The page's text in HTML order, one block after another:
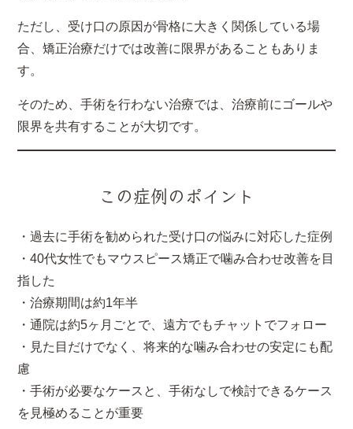
ただし、受け口の原因が骨格に大きく関係している場
合、矯正治療だけでは改善に限界があることもありま
す。
そのため、手術を行わない治療では、治療前にゴールや
限界を共有することが大切です。
この症例のポイント
・過去に手術を勧められた受け口の悩みに対応した症例
・40代女性でもマウスピース矯正で噛み合わせ改善を目
指した
・治療期間は約1年半
・通院は約5ヶ月ごとで、遠方でもチャットでフォロー
・見た目だけでなく、将来的な噛み合わせの安定にも配
慮
・手術が必要なケースと、手術なしで検討できるケース
を見極めることが重要